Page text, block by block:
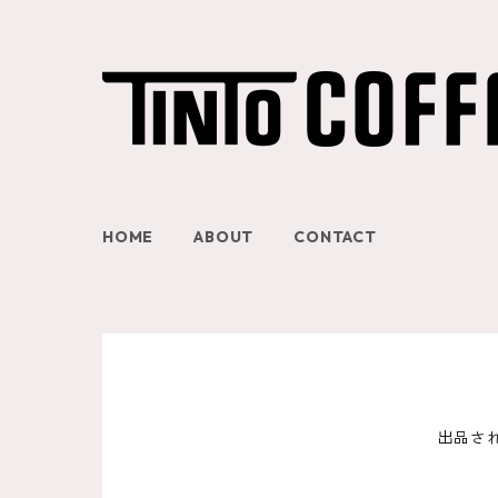
HOME ABOUT CONTACT
出品さ